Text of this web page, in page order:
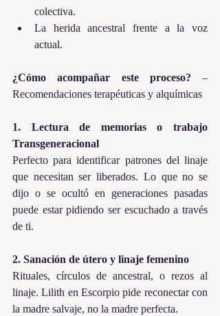
colectiva.
La herida ancestral frente a la voz
actual.
¿Cómo acompañar este proceso? –
Recomendaciones terapéuticas y alquímicas
1. Lectura de memorias o trabajo
Transgeneracional
Perfecto para identificar patrones del linaje
que necesitan ser liberados. Lo que no se
dijo o se ocultó en generaciones pasadas
puede estar pidiendo ser escuchado a través
de ti.
2. Sanación de útero y linaje femenino
Rituales, círculos de ancestral, o rezos al
linaje. Lilith en Escorpio pide reconectar con
la madre salvaje, no la madre perfecta.